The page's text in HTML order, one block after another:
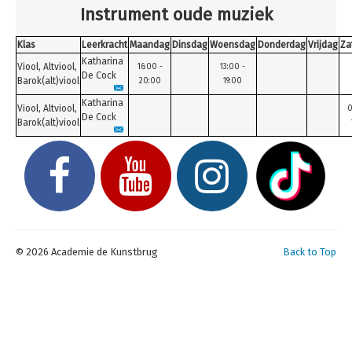
Inschrijven
Uurroosters 25-26
Uurroosters 26-27
Contact
Projecten
Aanmelden
Afwezigheden
U bent hier: Home
Uurroosters 26-27
Muziek
Instrument oude muziek
Klas Leerkracht Maandag Dinsdag Woensdag Donderdag Vrijdag
Viool, Altviool,
Barok(alt)viool
Katharina
De Cock
16:00 -
20:00
13:00 -
19:00
Viool, Altviool,
Barok(alt)viool
Katharina
De Cock
Back to Top
© 2026 Academie de Kunstbrug